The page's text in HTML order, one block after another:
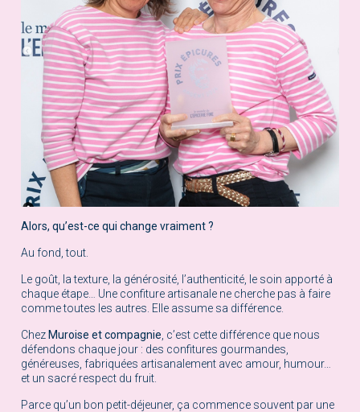
Alors, qu’est-ce qui change vraiment ?
Au fond, tout.
Le goût, la texture, la générosité, l’authenticité, le soin apporté à
chaque étape… Une confiture artisanale ne cherche pas à faire
comme toutes les autres. Elle assume sa différence.
Chez Muroise et compagnie, c’est cette différence que nous
défendons chaque jour : des confitures gourmandes,
généreuses, fabriquées artisanalement avec amour, humour…
et un sacré respect du fruit.
Parce qu’un bon petit-déjeuner, ça commence souvent par une